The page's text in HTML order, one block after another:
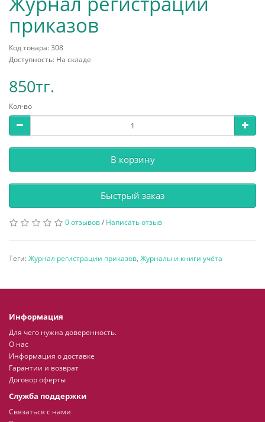
приказов
Код товара: 308
Доступность: На складе
850тг.
Кол-во
В корзину
Быстрый заказ
0 отзывов/ Написать отзыв
Теги:Журнал регистрации приказов, Журналы и книги учёта
Информация
Для чего нужна доверенность.
О нас
Информация о доставке
Гарантии и возврат
Договор оферты
Служба поддержки
Связаться с нами